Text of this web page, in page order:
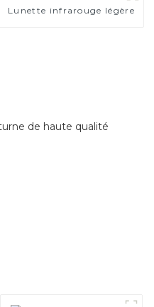
Lunette infrarouge légère